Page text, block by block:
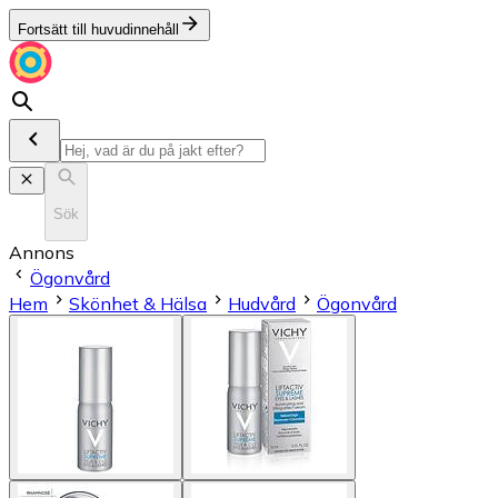
Fortsätt till huvudinnehåll
Sök
Annons
Ögonvård
Hem
Skönhet & Hälsa Hudvård Ögonvård